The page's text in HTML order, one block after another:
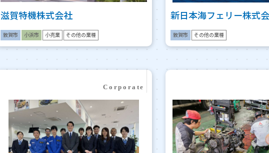
滋賀特機株式会社
敦賀市 小浜市 小売業 その他の業種
新日本海フェリー株式
敦賀市 その他の業種